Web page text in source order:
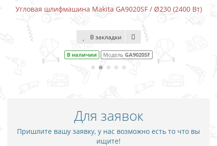
Угловая шлифмашина Makita GA9020SF / Ø230 (2400 Вт)
В закладки
В наличии Модель GA9020SF
Для заявок
Пришлите вашу заявку, у нас возможно есть то что вы
ищите!